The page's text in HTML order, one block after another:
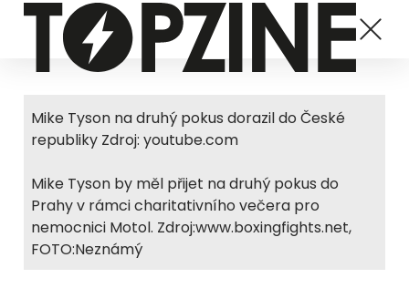
Mike Tyson na druhý pokus dorazil do České
republiky Zdroj: youtube.com
Mike Tyson by měl přijet na druhý pokus do
Prahy v rámci charitativního večera pro
nemocnici Motol. Zdroj:www.boxingfights.net,
FOTO:Neznámý